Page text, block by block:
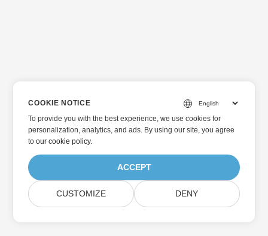
COOKIE NOTICE
To provide you with the best experience, we use cookies for
personalization, analytics, and ads. By using our site, you agree
toour cookie policy.
ACCEPT
CUSTOMIZE DENY